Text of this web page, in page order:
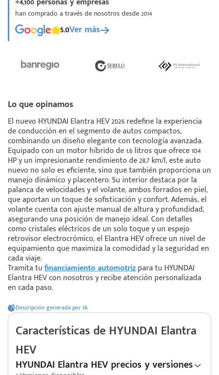
Lo que opinamos
El nuevo HYUNDAI Elantra HEV 2026 redefine la experiencia
de conducción en el segmento de autos compactos,
combinando un diseño elegante con tecnología avanzada.
Equipado con un motor híbrido de 1.6 litros que ofrece 104
HP y un impresionante rendimiento de 28.7 km/l, este auto
nuevo no solo es eficiente, sino que también proporciona un
manejo dinámico y placentero. Su interior destaca por la
palanca de velocidades y el volante, ambos forrados en piel,
que aportan un toque de sofisticación y confort. Además, el
volante cuenta con ajuste manual de altura y profundidad,
asegurando una posición de manejo ideal. Con detalles
como cristales eléctricos de un solo toque y un espejo
retrovisor electrocrómico, el Elantra HEV ofrece un nivel de
equipamiento que maximiza la comodidad y la seguridad en
cada viaje.
Tramita tufinanciamiento automotrizpara tu HYUNDAI
Elantra HEV con nosotros y recibe atención personalizada
en cada paso.
Descripción generada por IA
Características de HYUNDAI Elantra
HEV
HYUNDAI Elantra HEV precios y versiones
han comprado a través de nosotros desde 2014
5.0Ver más
¡Espera!
enviar tu cotización
conozcas nuestro
asesor te guiará
más
estoy viendo 😀